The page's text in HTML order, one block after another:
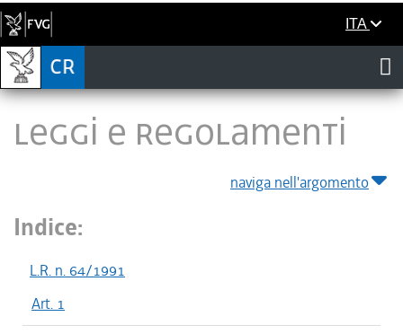
ITA
LEGGI E REGOLAMENTI
naviga nell'argomento
Indice:
L.R. n. 64/1991
Art. 1